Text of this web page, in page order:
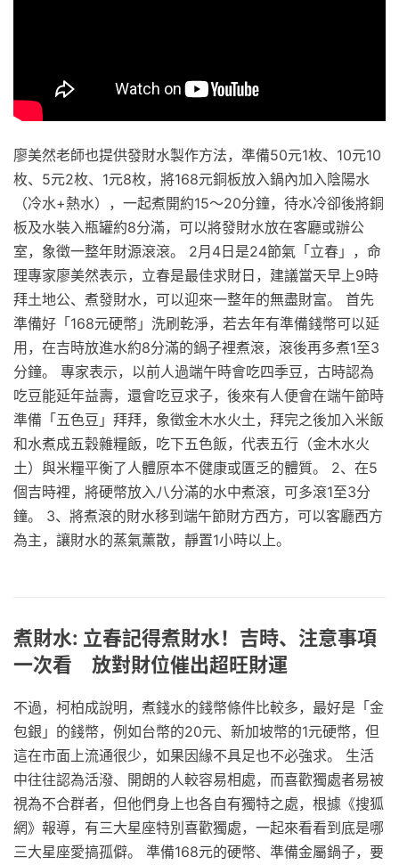
廖美然老師也提供發財水製作方法，準備50元1枚、10元10
枚、5元2枚、1元8枚，將168元銅板放入鍋內加入陰陽水
（冷水+熱水），一起煮開約15～20分鐘，待水冷卻後將銅
板及水裝入瓶罐約8分滿，可以將發財水放在客廳或辦公
室，象徵一整年財源滾滾。 2月4日是24節氣「立春」，命
理專家廖美然表示，立春是最佳求財日，建議當天早上9時
拜土地公、煮發財水，可以迎來一整年的無盡財富。 首先
準備好「168元硬幣」洗刷乾淨，若去年有準備錢幣可以延
用，在吉時放進水約8分滿的鍋子裡煮滾，滾後再多煮1至3
分鐘。 專家表示，以前人過端午時會吃四季豆，古時認為
吃豆能延年益壽，還會吃豆求子，後來有人便會在端午節時
準備「五色豆」拜拜，象徵金木水火土，拜完之後加入米飯
和水煮成五穀雜糧飯，吃下五色飯，代表五行（金木水火
土）與米糧平衡了人體原本不健康或匱乏的體質。 2、在5
個吉時裡，將硬幣放入八分滿的水中煮滾，可多滾1至3分
鐘。 3、將煮滾的財水移到端午節財方西方，可以客廳西方
為主，讓財水的蒸氣薰散，靜置1小時以上。
煮財水: 立春記得煮財水！吉時、注意事項
一次看 放對財位催出超旺財運
不過，柯柏成說明，煮錢水的錢幣條件比較多，最好是「金
包銀」的錢幣，例如台幣的20元、新加坡幣的1元硬幣，但
這在市面上流通很少，如果因緣不具足也不必強求。 生活
中往往認為活潑、開朗的人較容易相處，而喜歡獨處者易被
視為不合群者，但他們身上也各自有獨特之處，根據《搜狐
網》報導，有三大星座特別喜歡獨處，一起來看看到底是哪
三大星座愛搞孤僻。 準備168元的硬幣、準備金屬鍋子，要